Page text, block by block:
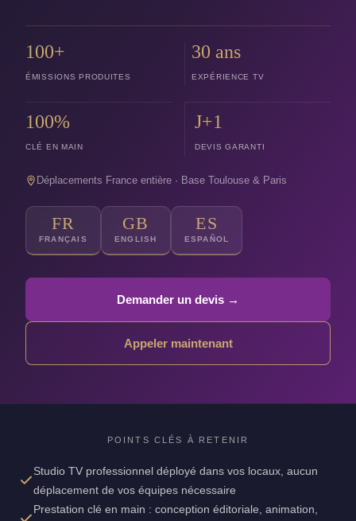
100+
ÉMISSIONS PRODUITES
30 ans
EXPÉRIENCE TV
100%
CLÉ EN MAIN
J+1
DEVIS GARANTI
Déplacements France entière · Base Toulouse & Paris
FR
FRANÇAIS
GB
ENGLISH
ES
ESPAÑOL
Demander un devis →
Appeler maintenant
POINTS CLÉS À RETENIR
Studio TV professionnel déployé dans vos locaux, aucun
déplacement de vos équipes nécessaire
Prestation clé en main : conception éditoriale, animation,